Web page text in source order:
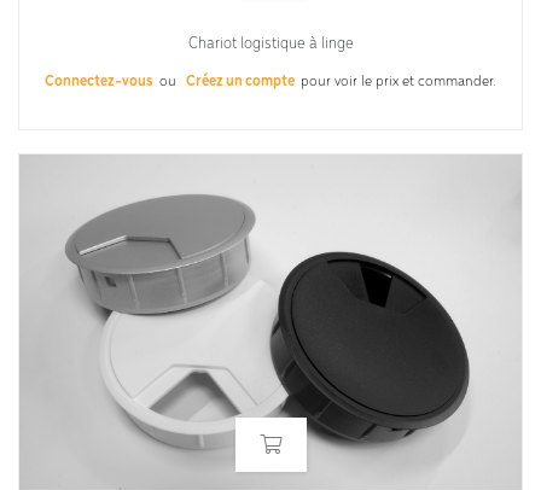
Chariot logistique à linge
Connectez-vous ou Créez un compte pour voir le prix et commander.